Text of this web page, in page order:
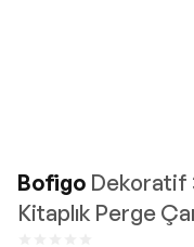
Bofigo Dekoratif
Kitaplık Perge